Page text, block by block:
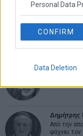
Personal Data
CONFIRM
Data Deletion
Η αληθινή
Δημήτρης
Από την
ψάχνει